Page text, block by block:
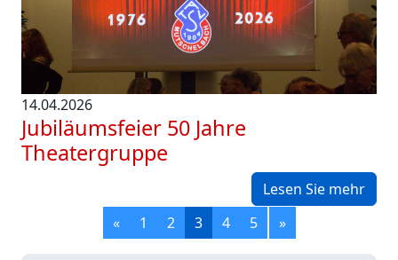
14.04.2026
Jubiläumsfeier 50 Jahre
Theatergruppe
Lesen Sie mehr
«
1 2 3 4 5 »